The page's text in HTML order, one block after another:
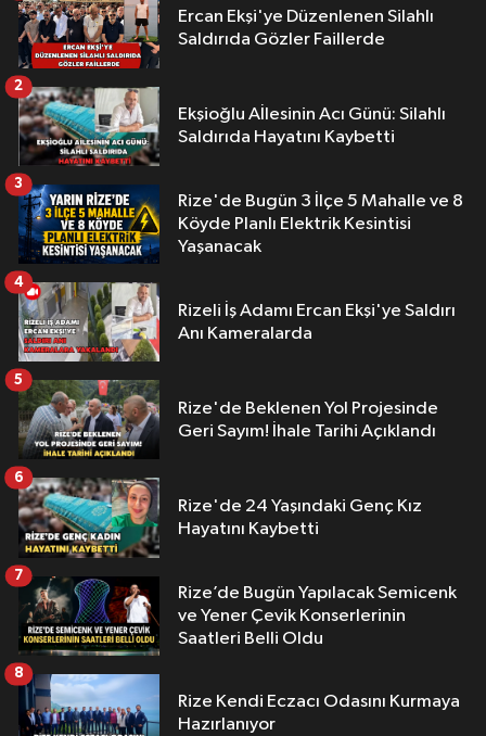
Ercan Ekşi'ye Düzenlenen Silahlı
Saldırıda Gözler Faillerde
Ekşioğlu Aİlesinin Acı Günü: Silahlı
Saldırıda Hayatını Kaybetti
2
Rize'de Bugün 3 İlçe 5 Mahalle ve 8
Köyde Planlı Elektrik Kesintisi
Yaşanacak
3
Rizeli İş Adamı Ercan Ekşi'ye Saldırı
Anı Kameralarda
4
Rize'de Beklenen Yol Projesinde
Geri Sayım! İhale Tarihi Açıklandı
5
Rize'de 24 Yaşındaki Genç Kız
Hayatını Kaybetti
6
Rize’de Bugün Yapılacak Semicenk
ve Yener Çevik Konserlerinin
Saatleri Belli Oldu
7
Rize Kendi Eczacı Odasını Kurmaya
Hazırlanıyor
8